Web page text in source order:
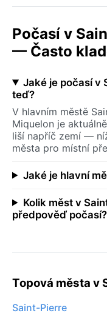
Počasí v
— Často
Jaké je počasí v
teď?
V hlavním městě
Miquelon je
liší napříč zemí —
města pro místní
Jaké je hlavní
Kolik měst v
předpověď počasí?
Topová města v
Saint-Pierre